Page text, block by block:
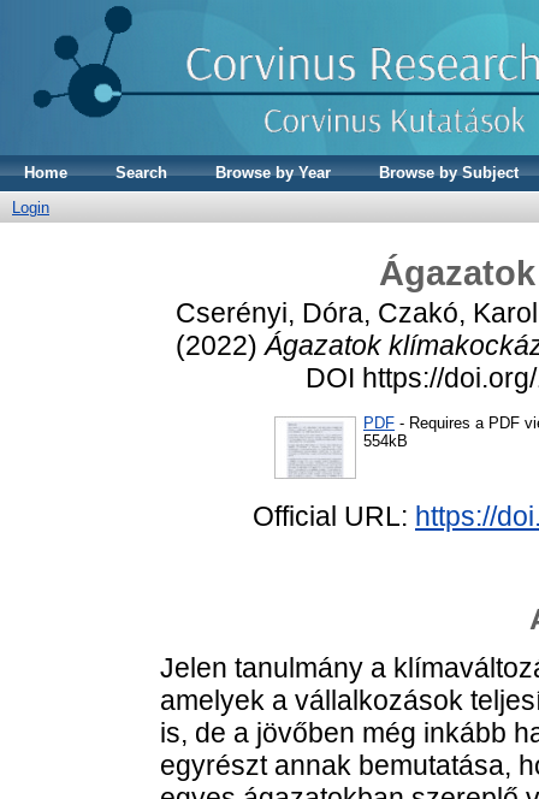
Home Search Browse by Year
Browse by Subject
Login
Cserényi, Dóra, Czakó,
(2022)Ágazatok
DOI https://
PDF - Requires a PDF
554kB
Official URL: https://
Jelen tanulmány a
amelyek a vállalkozások
is, de a jövőben még inkább
egyrészt annak bemutatása,